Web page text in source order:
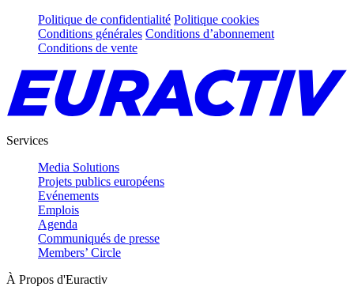
Politique de confidentialité Politique cookies
Conditions générales Conditions d’abonnement
Conditions de vente
Services
Media Solutions
Projets publics européens
Evénements
Emplois
Agenda
Communiqués de presse
Members’ Circle
À Propos d'Euractiv